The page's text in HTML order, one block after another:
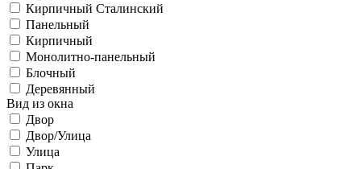
Кирпичный Сталинский
Панельный
Кирпичный
Монолитно-панельный
Блочный
Деревянный
Вид из окна
Двор
Двор/Улица
Улица